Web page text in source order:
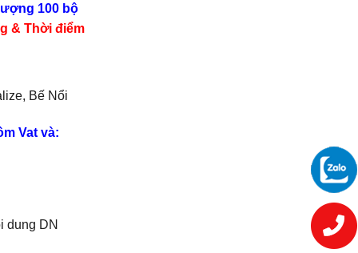
100 bộ
& Thời điểm
Bế Nổi
Vat và:
dung DN